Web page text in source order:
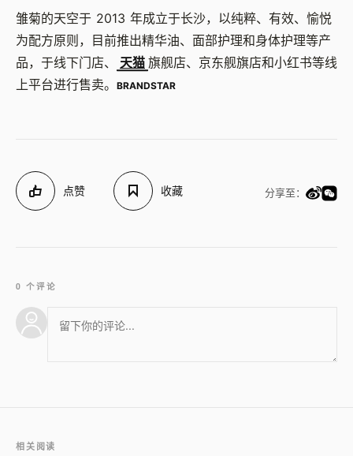
雏菊的天空于 2013 年成立于长沙，以纯粹、有效、愉悦
为配方原则，目前推出精华油、面部护理和身体护理等产
品，于线下门店、
天猫 旗舰店、京东舰旗店和小红书等线
上平台进行售卖。
BRANDSTAR
点赞 收藏 分享至：
0 个评论
相关阅读